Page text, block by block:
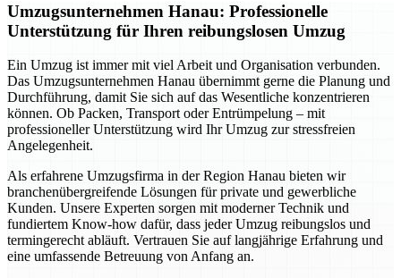
Umzugsunternehmen Hanau: Professionelle
Unterstützung für Ihren reibungslosen Umzug
Ein Umzug ist immer mit viel Arbeit und Organisation verbunden.
Das Umzugsunternehmen Hanau übernimmt gerne die Planung und
Durchführung, damit Sie sich auf das Wesentliche konzentrieren
können. Ob Packen, Transport oder Entrümpelung – mit
professioneller Unterstützung wird Ihr Umzug zur stressfreien
Angelegenheit.
Als erfahrene Umzugsfirma in der Region Hanau bieten wir
branchenübergreifende Lösungen für private und gewerbliche
Kunden. Unsere Experten sorgen mit moderner Technik und
fundiertem Know-how dafür, dass jeder Umzug reibungslos und
termingerecht abläuft. Vertrauen Sie auf langjährige Erfahrung und
eine umfassende Betreuung von Anfang an.